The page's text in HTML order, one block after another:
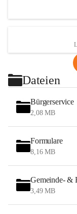
Dateien
Bürgerservice
2,08 MB
Formulare
8,16 MB
Gemeinde- &
3,49 MB